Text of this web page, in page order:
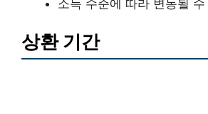
소득 수준에 따라 변동될
상환 기간